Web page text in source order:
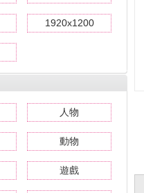
1920x1200
人物
動物
遊戲